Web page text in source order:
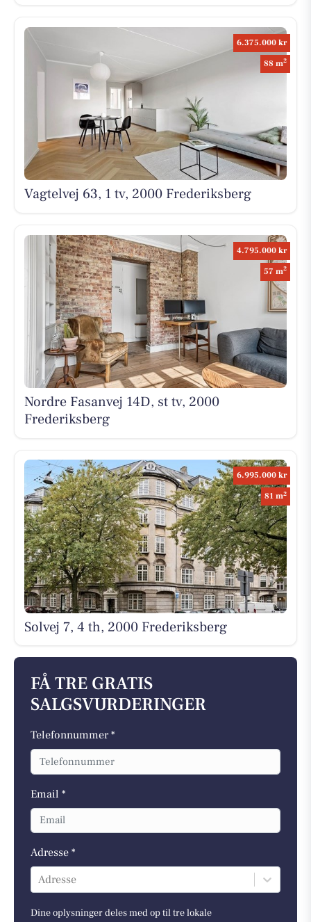
6.375.000 kr
88 m2
Vagtelvej 63, 1 tv, 2000 Frederiksberg
4.795.000 kr
57 m2
Nordre Fasanvej 14D, st tv, 2000
Frederiksberg
6.995.000 kr
81 m2
Solvej 7, 4 th, 2000 Frederiksberg
FÅ TRE GRATIS
SALGSVURDERINGER
Telefonnummer *
Email *
Adresse *
Adresse
Dine oplysninger deles med op til tre lokale